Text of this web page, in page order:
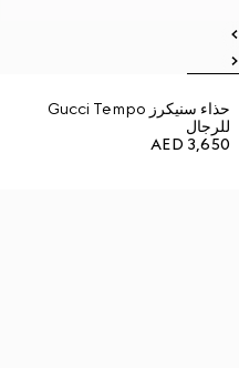
حذاء سنيكرز Gucci Tempo
للرجال
AED 3,650